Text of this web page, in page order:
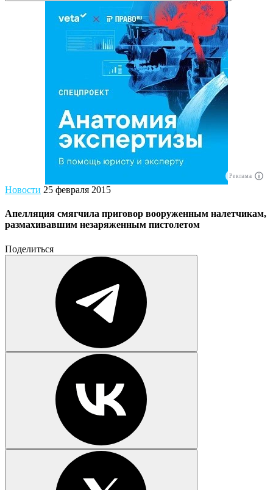
Реклама
Новости 25 февраля 2015
Апелляция смягчила приговор вооруженным налетчикам,
размахивавшим незаряженным пистолетом
Поделиться